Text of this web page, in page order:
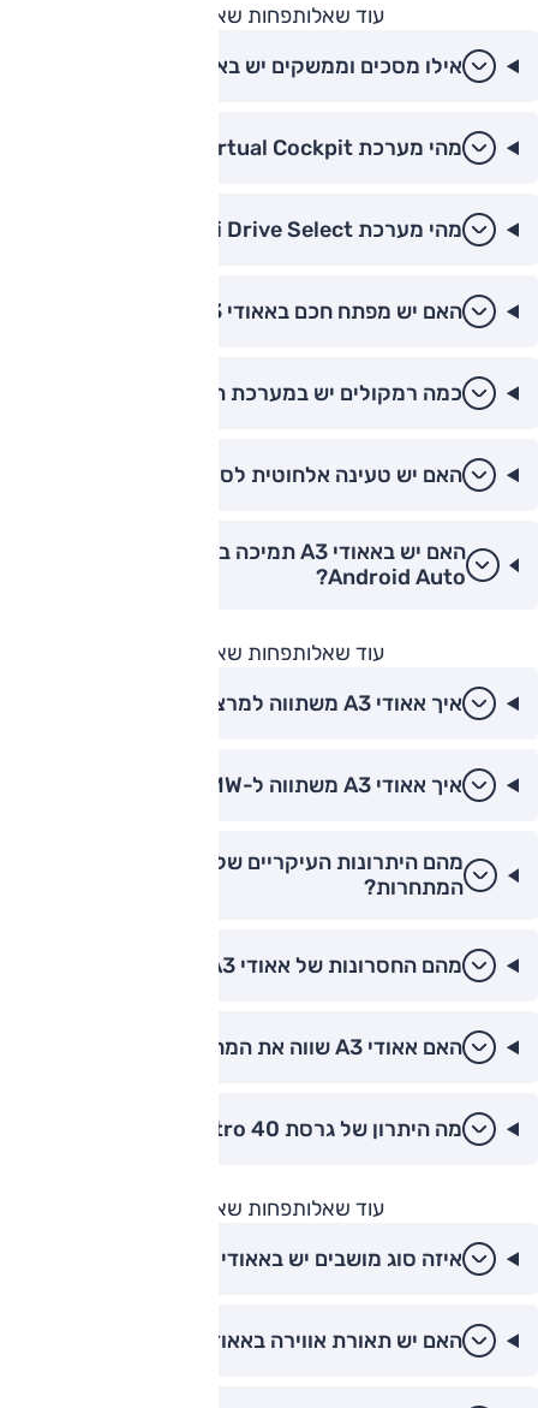
עוד שאלותפחות שאלות
אילו מסכים וממשקים יש באאודי A3?
מהי מערכת Virtual Cockpit?
מהי מערכת Audi Drive Select?
האם יש מפתח חכם באאודי A3?
כמה רמקולים יש במערכת השמע של אאודי A3?
האם יש טעינה אלחוטית לסמארטפון באאודי A3?
Android Auto?
עוד שאלותפחות שאלות
איך אאודי A3 משתווה למרצדס A-Class?
איך אאודי A3 משתווה ל-BMW סדרה 1?
המתחרות?
מהם החסרונות של אאודי A3 לעומת המתחרות?
האם אאודי A3 שווה את המחיר שלה?
מה היתרון של גרסת 40 TFSI quattro?
עוד שאלותפחות שאלות
איזה סוג מושבים יש באאודי A3 S-Line?
האם יש תאורת אווירה באאודי A3?